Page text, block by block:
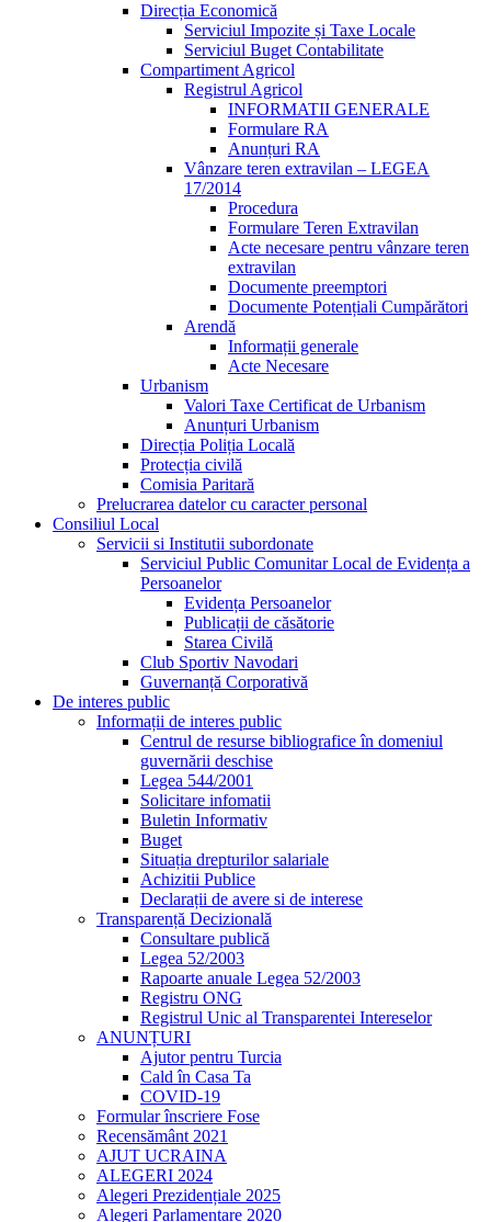
Direcția Economică
Serviciul Impozite și Taxe Locale
Serviciul Buget Contabilitate
Compartiment Agricol
Registrul Agricol
INFORMATII GENERALE
Formulare RA
Anunțuri RA
Vânzare teren extravilan – LEGEA
17/2014
Procedura
Formulare Teren Extravilan
Acte necesare pentru vânzare teren
extravilan
Documente preemptori
Documente Potențiali Cumpărători
Arendă
Informații generale
Acte Necesare
Urbanism
Valori Taxe Certificat de Urbanism
Anunțuri Urbanism
Direcția Poliția Locală
Protecția civilă
Comisia Paritară
Prelucrarea datelor cu caracter personal
Consiliul Local
Servicii si Institutii subordonate
Serviciul Public Comunitar Local de Evidența a
Persoanelor
Evidența Persoanelor
Publicații de căsătorie
Starea Civilă
Club Sportiv Navodari
Guvernanță Corporativă
De interes public
Informații de interes public
Centrul de resurse bibliografice în domeniul
guvernării deschise
Legea 544/2001
Solicitare infomatii
Buletin Informativ
Buget
Situația drepturilor salariale
Achizitii Publice
Declarații de avere si de interese
Transparență Decizională
Consultare publică
Legea 52/2003
Rapoarte anuale Legea 52/2003
Registru ONG
Registrul Unic al Transparentei Intereselor
ANUNȚURI
Ajutor pentru Turcia
Cald în Casa Ta
COVID-19
Formular înscriere Fose
Recensământ 2021
AJUT UCRAINA
ALEGERI 2024
Alegeri Prezidențiale 2025
Alegeri Parlamentare 2020